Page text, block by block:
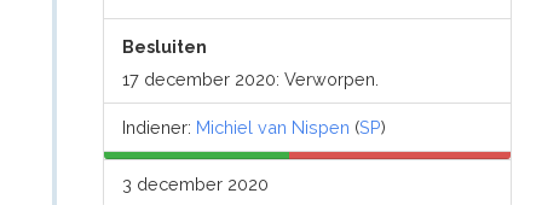
Besluiten
17 december 2020: Verworpen.
Indiener: Michiel van Nispen (SP)
3 december 2020